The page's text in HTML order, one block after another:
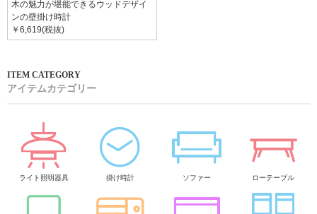
木の魅力が堪能できるウッドデザイ
ンの壁掛け時計
￥6,619(税抜)
アイテムカテゴリー
ライト照明器具 掛け時計 ソファー ローテーブル